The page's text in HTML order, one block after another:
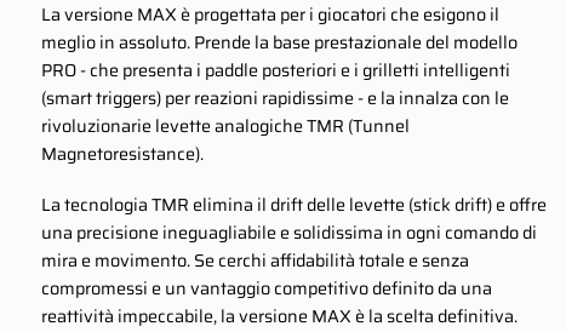
La versione MAX è progettata per i giocatori che esigono il
meglio in assoluto. Prende la base prestazionale del modello
PRO - che presenta i paddle posteriori e i grilletti intelligenti
(smart triggers) per reazioni rapidissime - e la innalza con le
rivoluzionarie levette analogiche TMR (Tunnel
Magnetoresistance).
La tecnologia TMR elimina il drift delle levette (stick drift) e offre
una precisione ineguagliabile e solidissima in ogni comando di
mira e movimento. Se cerchi affidabilità totale e senza
compromessi e un vantaggio competitivo definito da una
reattività impeccabile, la versione MAX è la scelta definitiva.